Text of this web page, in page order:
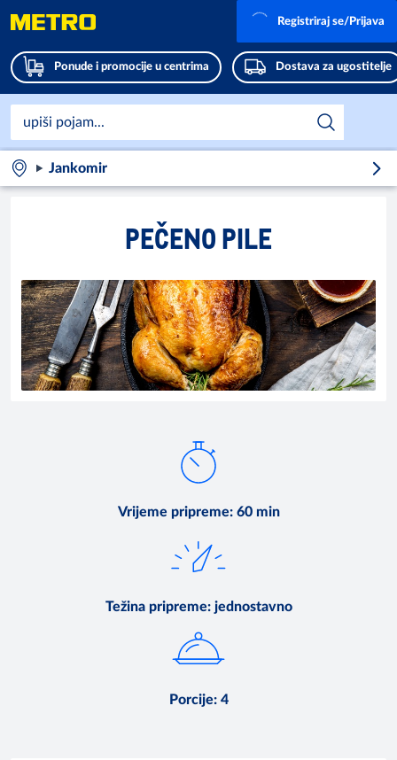
Ponude i promocije u centrima Dostava za ugostitelje
Registriraj se/Prijava
Jankomir
PEČENO PILE
Vrijeme pripreme: 60 min
Težina pripreme: jednostavno
Porcije: 4